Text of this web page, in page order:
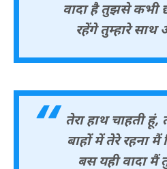
वादा है तुझसे कभी
रहेंगे तुम्हारे
तेरा हाथ चाहती हूं,
बाहों में तेरे रहना मैं
बस यही वादा मैं